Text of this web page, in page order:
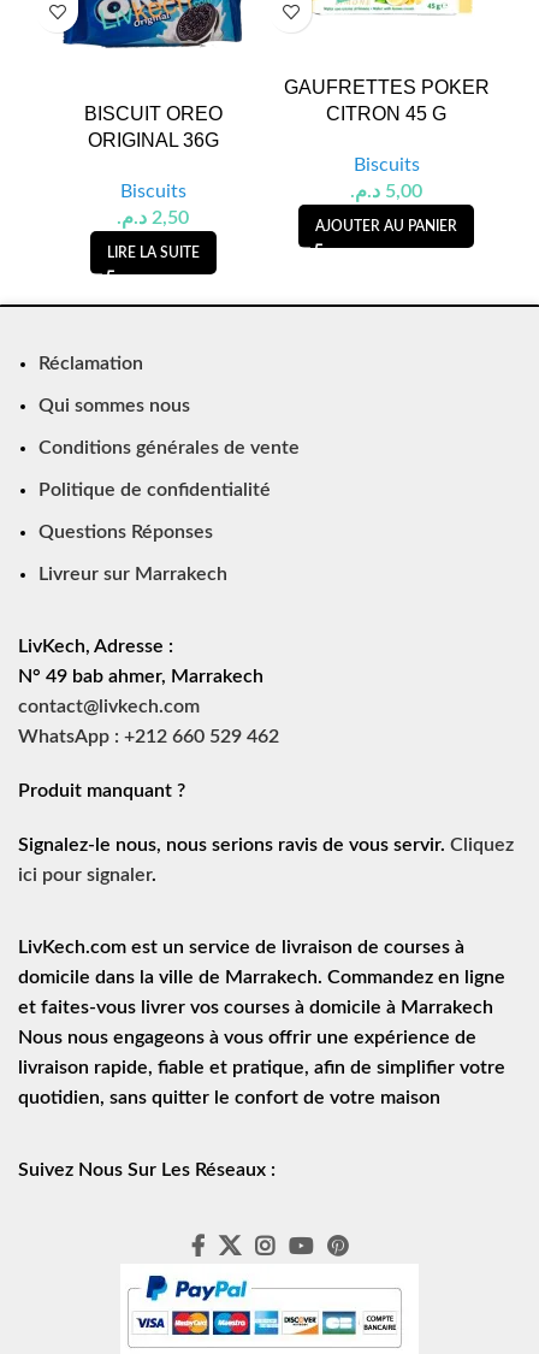
BISCUIT OREO
ORIGINAL 36G
Biscuits
2,50 د.م.
LIRE LA SUITE
GAUFRETTES POKER
CITRON 45 G
Biscuits
5,00 د.م.
AJOUTER AU PANIER
Réclamation
Qui sommes nous
Conditions générales de vente
Politique de confidentialité
Questions Réponses
Livreur sur Marrakech
LivKech, Adresse :
N° 49 bab ahmer, Marrakech
contact@livkech.com
WhatsApp : +212 660 529 462
Produit manquant ?
Signalez-le nous, nous serions ravis de vous servir. Cliquez
ici pour signaler.
LivKech.com est un service de
livraison de courses à
domicile dans la ville de Marrakech. Commandez en ligne
et faites-vous livrer vos courses à domicile à Marrakech
Nous nous engageons à vous offrir une expérience de
livraison rapide, fiable et pratique, afin de simplifier votre
quotidien, sans quitter le confort de votre maison
Suivez Nous Sur Les Réseaux :